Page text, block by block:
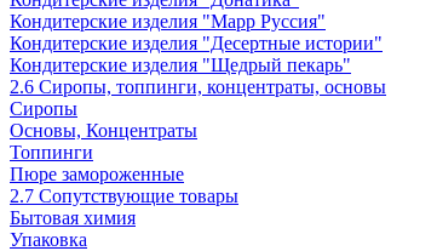
Кондитерские изделия "Марр Руссия"
Кондитерские изделия "Десертные истории"
Кондитерские изделия "Щедрый пекарь"
2.6 Сиропы, топпинги, концентраты, основы
Сиропы
Основы, Концентраты
Топпинги
Пюре замороженные
2.7 Сопутствующие товары
Бытовая химия
Упаковка